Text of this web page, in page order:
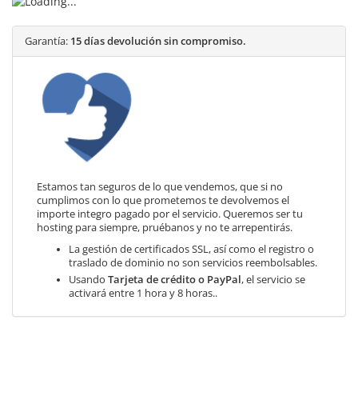
Garantía: 15 días devolución sin compromiso.
Estamos tan seguros de lo que vendemos, que si no
cumplimos con lo que prometemos te devolvemos el
importe integro pagado por el servicio. Queremos ser tu
hosting para siempre, pruébanos y no te arrepentirás.
La gestión de certificados SSL, así como el registro o
traslado de dominio no son servicios reembolsables.
Usando Tarjeta de crédito o PayPal, el servicio se
activará entre 1 hora y 8 horas..